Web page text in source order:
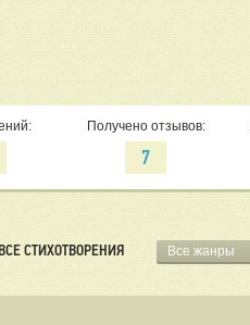
Получено отзывов:
7
СТИХОТВОРЕНИЯ Все жанры